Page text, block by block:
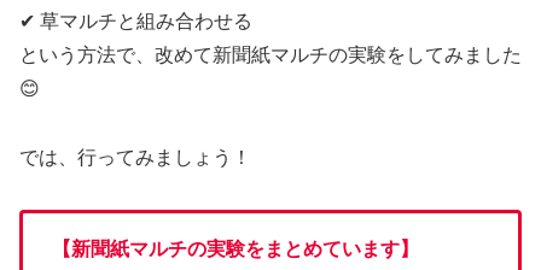
✔ 草マルチと組み合わせる
という方法で、改めて新聞紙マルチの実験をしてみました
😊
では、行ってみましょう！
【新聞紙マルチの実験をまとめています】